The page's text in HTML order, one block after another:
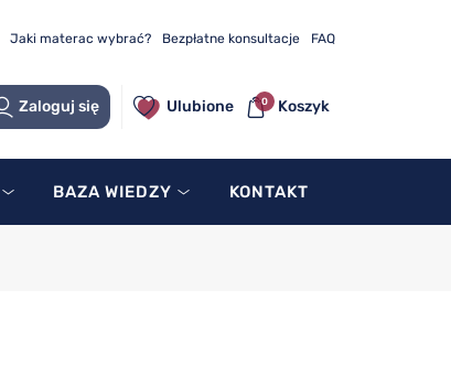
Jaki materac wybrać? Bezpłatne konsultacje FAQ
Zaloguj się Ulubione Koszyk
0
BAZA WIEDZY KONTAKT